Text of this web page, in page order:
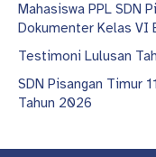
Mahasiswa PPL SDN
Dokumenter Kelas VI
Testimoni Lulusan
SDN Pisangan Timur
Tahun 2026